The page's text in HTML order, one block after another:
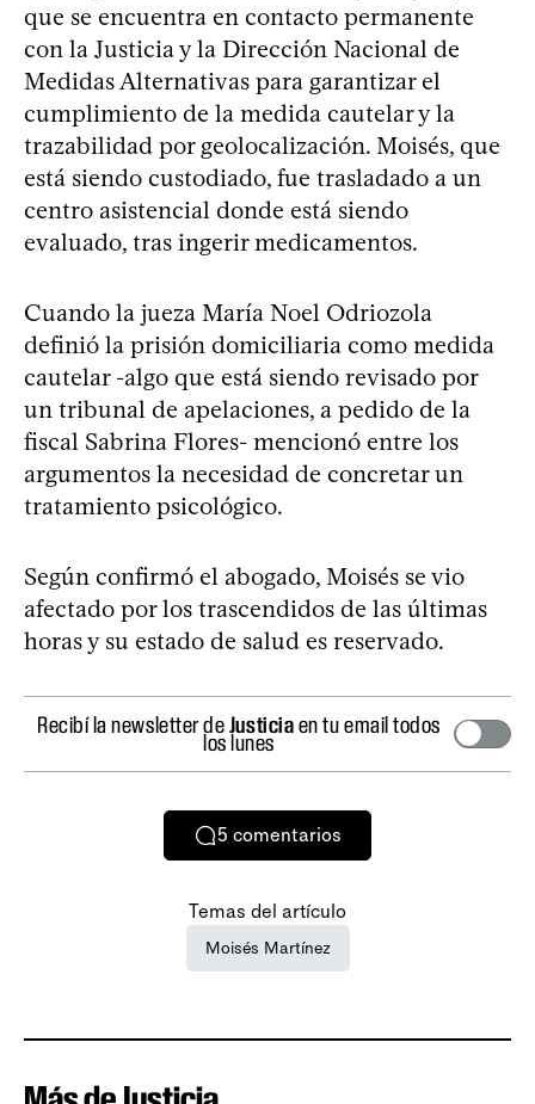
que se encuentra en contacto permanente
con la Justicia y la Dirección Nacional de
Medidas Alternativas para garantizar el
cumplimiento de la medida cautelar y la
trazabilidad por geolocalización. Moisés, que
está siendo custodiado, fue trasladado a un
centro asistencial donde está siendo
evaluado, tras ingerir medicamentos.
Cuando la jueza María Noel Odriozola
definió la prisión domiciliaria como medida
cautelar -algo que está siendo revisado por
un tribunal de apelaciones, a pedido de la
fiscal Sabrina Flores- mencionó entre los
argumentos la necesidad de concretar un
tratamiento psicológico.
Según confirmó el abogado, Moisés se vio
afectado por los trascendidos de las últimas
horas y su estado de salud es reservado.
Recibí la newsletter deJusticiaen tu email todos
los lunes
5 comentarios
Temas del artículo
Moisés Martínez